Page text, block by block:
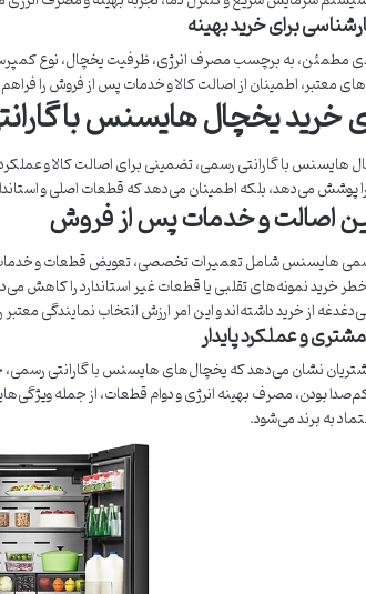
برای خرید بهینه
مطمئن، به برچسب مصرف انرژی، ظرفیت یخچال، نوع
معتبر، اطمینان از اصالت کالا و خدمات پس از فروش را
خرید یخچال هایسنس با
هایسنس با گارانتی رسمی، تضمینی برای اصالت کالا و
پوشش می‌دهد، بلکه اطمینان می‌دهد که قطعات اصلی و
اصالت و خدمات پس از فروش
هایسنس شامل تعمیرات تخصصی، تعویض قطعات و
خرید نمونه‌های تقلبی یا قطعات غیر استاندارد را کاهش
از خرید داشته‌اند و این امر ارزش انتخاب نمایندگی
و عملکرد پایدار
نشان می‌دهد که یخچال‌های هایسنس با گارانتی رسمی،
بودن، مصرف بهینه انرژی و دوام قطعات، از جمله
به برند می‌شود.